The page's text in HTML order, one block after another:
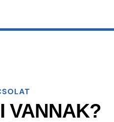
VANNAK?